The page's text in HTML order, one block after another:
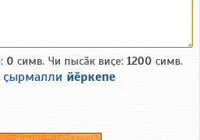
0 симв. Чи пысӑк виҫе: 1200 симв.
ҫырмалли йӗркепе